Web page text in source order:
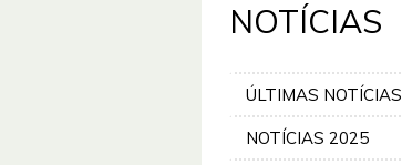
NOTÍCIAS
ÚLTIMAS NOTÍCIAS
NOTÍCIAS 2025